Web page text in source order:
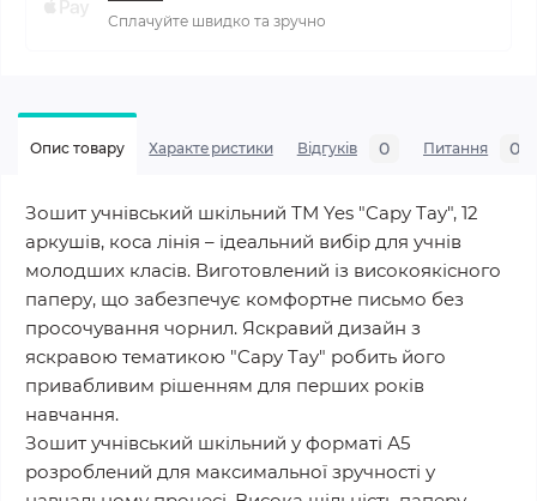
Сплачуйте швидко та зручно
Опис товару Характеристики Відгуків 0 Питання 0
Зошит учнівський шкільний ТМ Yes "Capy Tay", 12
аркушів, коса лінія – ідеальний вибір для учнів
молодших класів. Виготовлений із високоякісного
паперу, що забезпечує комфортне письмо без
просочування чорнил. Яскравий дизайн з
яскравою тематикою "Capy Tay" робить його
привабливим рішенням для перших років
навчання.
Зошит учнівський шкільний у форматі А5
розроблений для максимальної зручності у